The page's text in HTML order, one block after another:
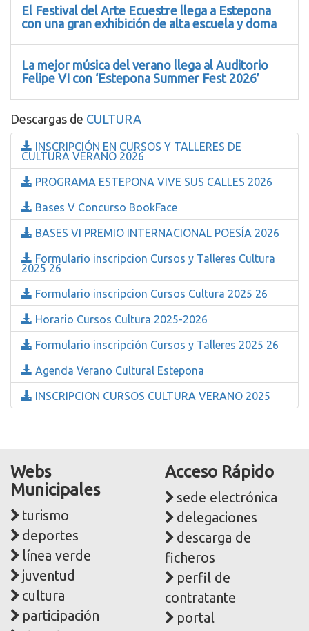
El Festival del Arte Ecuestre llega a Estepona
con una gran exhibición de alta escuela y doma
La mejor música del verano llega al Auditorio
Felipe VI con ‘Estepona Summer Fest 2026’
Descargas de CULTURA
INSCRIPCIÓN EN CURSOS Y TALLERES DE
CULTURA VERANO 2026
PROGRAMA ESTEPONA VIVE SUS CALLES 2026
Bases V Concurso BookFace
BASES VI PREMIO INTERNACIONAL POESÍA 2026
Formulario inscripcion Cursos y Talleres Cultura
2025 26
Formulario inscripcion Cursos Cultura 2025 26
Horario Cursos Cultura 2025-2026
Formulario inscripción Cursos y Talleres 2025 26
Agenda Verano Cultural Estepona
INSCRIPCION CURSOS CULTURA VERANO 2025
Webs
Municipales
turismo
deportes
línea verde
juventud
cultura
participación
Acceso Rápido
sede electrónica
delegaciones
descarga de
ficheros
perfil de
contratante
portal